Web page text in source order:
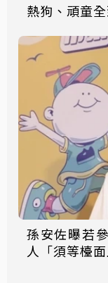
熱狗、頑童
孫安佐曝若
人「須等檯面